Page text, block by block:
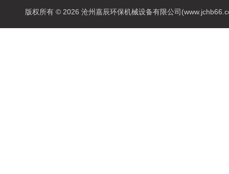
版权所有 © 2026 沧州嘉辰环保机械设备有限公司